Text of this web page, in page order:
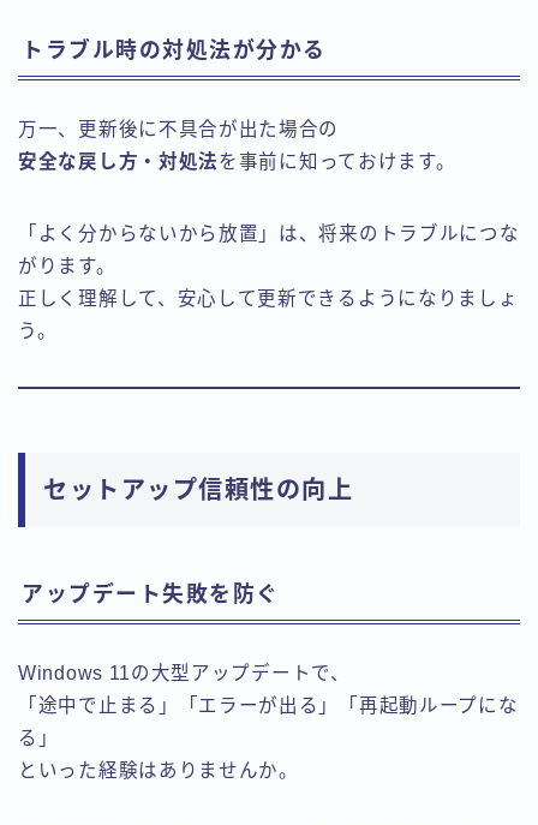
トラブル時の対処法が分かる
万一、更新後に不具合が出た場合の
安全な戻し方・対処法を事前に知っておけます。
「よく分からないから放置」は、将来のトラブルにつな
がります。
正しく理解して、安心して更新できるようになりましょ
う。
セットアップ信頼性の向上
アップデート失敗を防ぐ
Windows 11の大型アップデートで、
「途中で止まる」「エラーが出る」「再起動ループにな
る」
といった経験はありませんか。